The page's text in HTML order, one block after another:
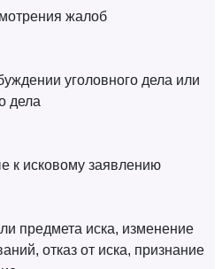
жалоб
уголовного дела или
дела
к исковому заявлению
предмета иска, изменение
отказ от иска, признание